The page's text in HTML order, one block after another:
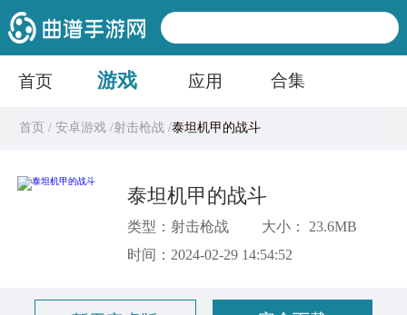
首页 游戏 应用 合集
首页 /安卓游戏 /射击枪战 /泰坦机甲的战斗
泰坦机甲的战斗
类型：射击枪战
大小： 23.6MB
时间：2024-02-29 14:54:52